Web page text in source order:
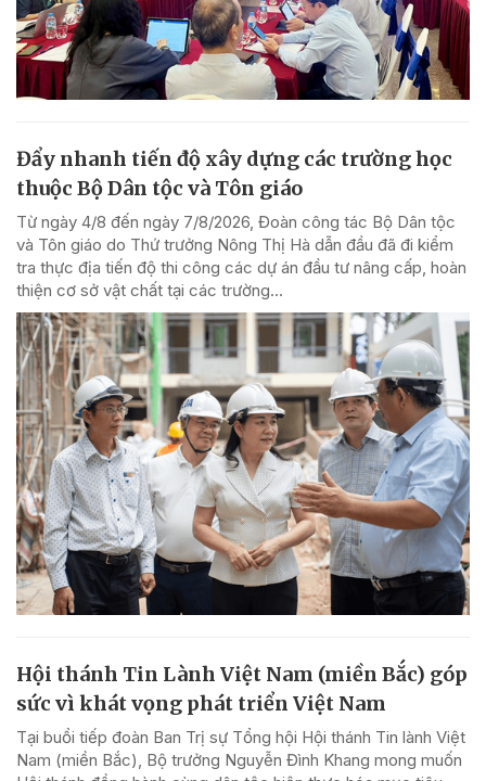
Đẩy nhanh tiến độ xây dựng các trường học
thuộc Bộ Dân tộc và Tôn giáo
Từ ngày 4/8 đến ngày 7/8/2026, Đoàn công tác Bộ Dân tộc
và Tôn giáo do Thứ trưởng Nông Thị Hà dẫn đầu đã đi kiểm
tra thực địa tiến độ thi công các dự án đầu tư nâng cấp, hoàn
thiện cơ sở vật chất tại các trường...
Hội thánh Tin Lành Việt Nam (miền Bắc) góp
sức vì khát vọng phát triển Việt Nam
Tại buổi tiếp đoàn Ban Trị sự Tổng hội Hội thánh Tin lành Việt
Nam (miền Bắc), Bộ trưởng Nguyễn Đình Khang mong muốn